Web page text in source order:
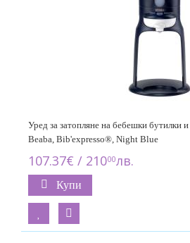
Уред за затопляне на бебешки бутилки
Beaba, Bib'expresso®, Night Blue
107.37€ / 21000лв.
Купи